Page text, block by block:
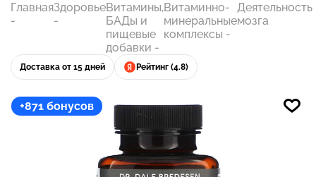
Главная
-
Здоровье
-
Витамины,
БАДы и
пищевые
добавки -
Витаминно-
минеральные
комплексы -
Деятельность
мозга
Доставка от 15 дней Рейтинг (4.8)
+871 бонусов